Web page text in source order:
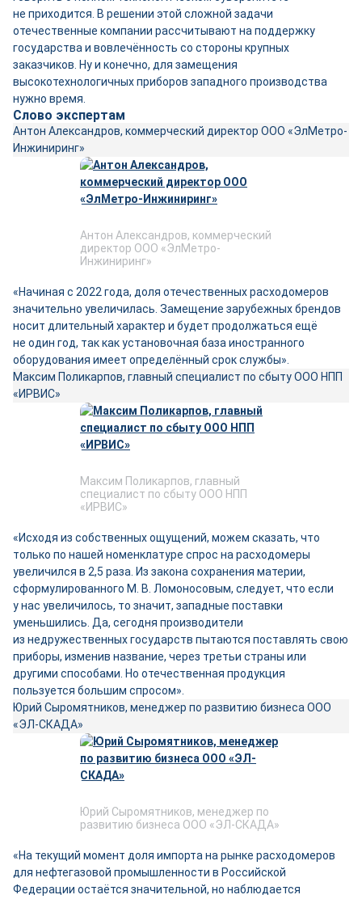
не приходится. В решении этой сложной задачи
отечественные компании рассчитывают на поддержку
государства и вовлечённость со стороны крупных
заказчиков. Ну и конечно, для замещения
высокотехнологичных приборов западного производства
нужно время.
Слово экспертам
Антон Александров, коммерческий директор ООО «ЭлМетро-
Инжиниринг»
Антон Александров, коммерческий
директор ООО «ЭлМетро-
Инжиниринг»
«Начиная с 2022 года, доля отечественных расходомеров
значительно увеличилась. Замещение зарубежных брендов
носит длительный характер и будет продолжаться ещё
не один год, так как установочная база иностранного
оборудования имеет определённый срок службы».
Максим Поликарпов, главный специалист по сбыту ООО НПП
«ИРВИС»
Максим Поликарпов, главный
специалист по сбыту ООО НПП
«ИРВИС»
«Исходя из собственных ощущений, можем сказать, что
только по нашей номенклатуре спрос на расходомеры
увеличился в 2,5 раза. Из закона сохранения материи,
сформулированного М. В. Ломоносовым, следует, что если
у нас увеличилось, то значит, западные поставки
уменьшились. Да, сегодня производители
из недружественных государств пытаются поставлять свою
приборы, изменив название, через третьи страны или
другими способами. Но отечественная продукция
пользуется большим спросом».
Юрий Сыромятников, менеджер по развитию бизнеса ООО
«ЭЛ-СКАДА»
Юрий Сыромятников, менеджер по
развитию бизнеса ООО «ЭЛ-СКАДА»
«На текущий момент доля импорта на рынке расходомеров
для нефтегазовой промышленности в Российской
Федерации остаётся значительной, но наблюдается